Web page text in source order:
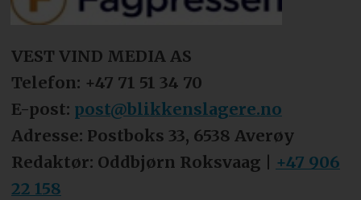
VEST VIND MEDIA AS
Telefon: +47 71 51 34 70
E-post: post@blikkenslagere.no
Adresse: Postboks 33, 6538 Averøy
Redaktør: Oddbjørn Roksvaag | +47 906
22 158